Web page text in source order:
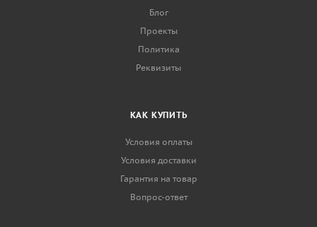
Блог
Проекты
Политика
Реквизиты
КАК КУПИТЬ
Условия оплаты
Условия доставки
Гарантия на товар
Вопрос-ответ